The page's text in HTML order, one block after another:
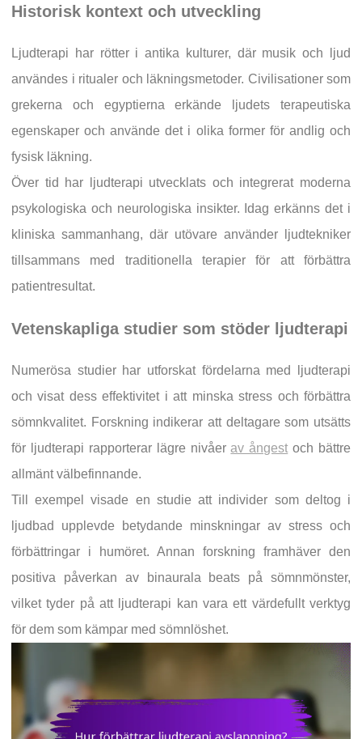
Historisk kontext och utveckling
Ljudterapi har rötter i antika kulturer, där musik och ljud
användes i ritualer och läkningsmetoder. Civilisationer som
grekerna och egyptierna erkände ljudets terapeutiska
egenskaper och använde det i olika former för andlig och
fysisk läkning.
Över tid har ljudterapi utvecklats och integrerat moderna
psykologiska och neurologiska insikter. Idag erkänns det i
kliniska sammanhang, där utövare använder ljudtekniker
tillsammans med traditionella terapier för att förbättra
patientresultat.
Vetenskapliga studier som stöder ljudterapi
Numerösa studier har utforskat fördelarna med ljudterapi
och visat dess effektivitet i att minska stress och förbättra
sömnkvalitet. Forskning indikerar att deltagare som utsätts
för ljudterapi rapporterar lägre nivåerav ångest och bättre
allmänt välbefinnande.
Till exempel visade en studie att individer som deltog i
ljudbad upplevde betydande minskningar av stress och
förbättringar i humöret. Annan forskning framhäver den
positiva påverkan av binaurala beats på sömnmönster,
vilket tyder på att ljudterapi kan vara ett värdefullt verktyg
för dem som kämpar med sömnlöshet.